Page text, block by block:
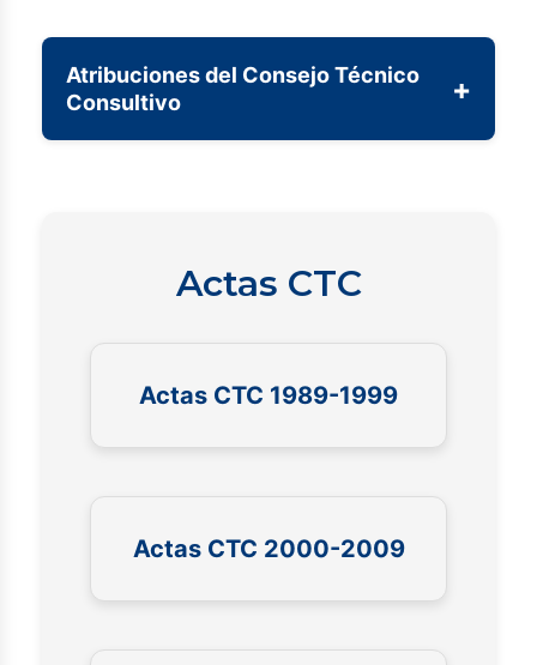
Atribuciones del Consejo Técnico
Consultivo
+
Actas CTC
Actas CTC 1989-1999
Actas CTC 2000-2009